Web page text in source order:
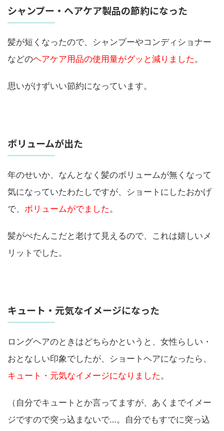
シャンプー・ヘアケア製品の節約になった
髪が短くなったので、シャンプーやコンディショナー
などのヘアケア用品の使用量がグッと減りました。
思いがけずいい節約になっています。
ボリュームが出た
年のせいか、なんとなく髪のボリュームが無くなって
気になっていたわたしですが、ショートにしたおかげ
で、 ボリュームがでました。
髪がぺたんこだと老けて見えるので、これは嬉しいメ
リットでした。
キュート・元気なイメージになった
ロングヘアのときはどちらかというと、女性らしい・
おとなしい印象でしたが、ショートヘアになったら、
キュート・元気なイメージになりました。
（自分でキュートとか言ってますが、あくまでイメー
ジですので突っ込まないで…。自分でもすでに突っ込